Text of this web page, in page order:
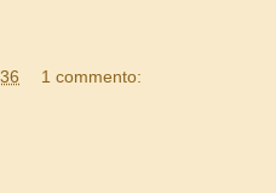
1 commento: